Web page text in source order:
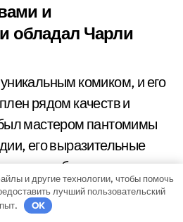
и
обладал Чарли
комиком, и его
рядом качеств и
мастером пантомимы
его выразительные
лица были
Он также обладал
и умением создавать
и другие технологии, чтобы помочь
лучший пользовательский
OK